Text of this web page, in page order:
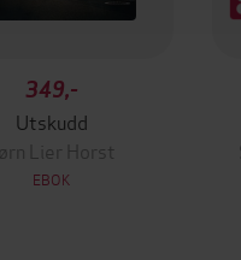
349,-
Utskudd
Jørn Lier Horst
EBOK